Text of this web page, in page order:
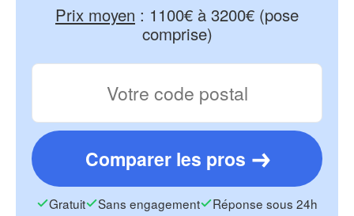
Prix moyen : 1100€ à 3200€ (pose
comprise)
Comparer les pros
Gratuit Sans engagement Réponse sous 24h